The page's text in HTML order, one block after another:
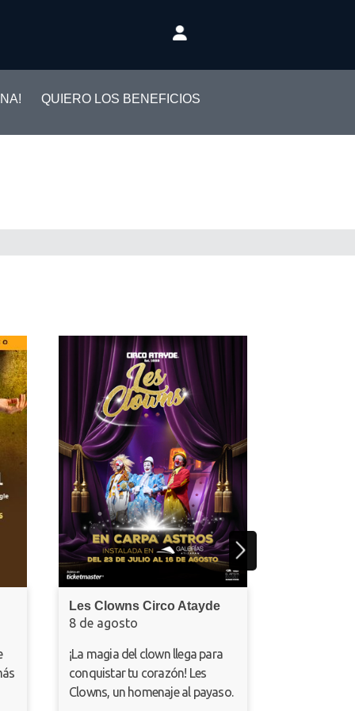
QUIERO LOS BENEFICIOS
Les Clowns Circo Atayde
8 de agosto
¡La magia del clown llega para
conquistar tu corazón! Les
Clowns, un homenaje al payaso.